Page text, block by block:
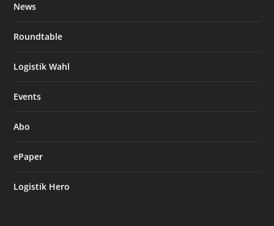
News
Roundtable
Logistik Wahl
Events
Abo
ePaper
Logistik Hero